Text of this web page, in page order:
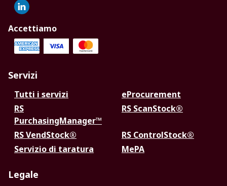
Accettiamo
Servizi
Tutti i servizi
eProcurement
RS
PurchasingManager™
RS ScanStock®
RS VendStock®
RS ControlStock®
Servizio di taratura
MePA
Legale